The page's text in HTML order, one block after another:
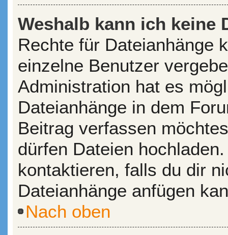
Weshalb kann ich keine
Rechte für Dateianhänge
einzelne Benutzer
Administration hat es
Dateianhänge in dem
Beitrag verfassen
dürfen Dateien
kontaktieren, falls du dir
Dateianhänge anfügen
Nach oben